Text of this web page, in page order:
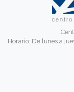
Horario: De lunes a